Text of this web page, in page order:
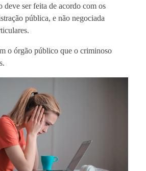
deve ser feita de acordo com os
pública, e não negociada
o órgão público que o criminoso